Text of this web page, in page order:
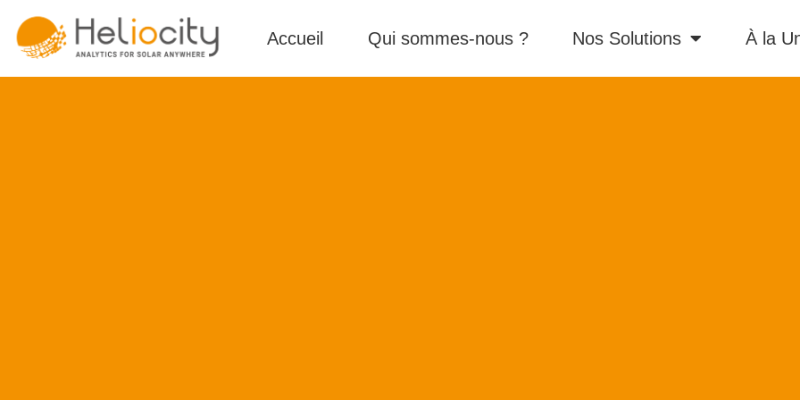
Accueil Qui sommes-nous ? Nos Solutions À la